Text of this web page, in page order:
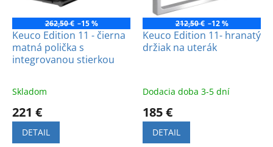
oo
o
262,50 € –15 %
Keuco Edition 11 - čierna
matná polička s
integrovanou stierkou
Skladom
221 €
DETAIL
212,50 € –12 %
Keuco Edition 11- hranatý
držiak na uterák
Dodacia doba 3-5 dní
185 €
DETAIL